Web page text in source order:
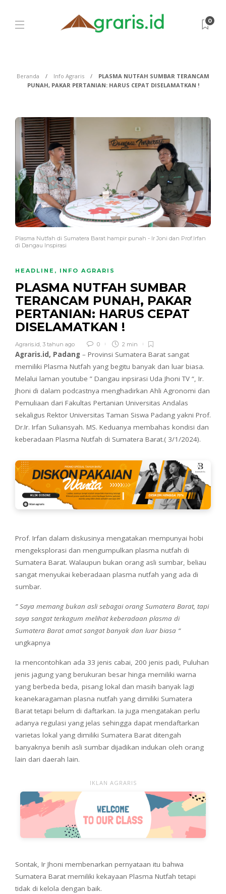
0
Beranda Info Agraris
PLASMA NUTFAH SUMBAR TERANCAM
PUNAH, PAKAR PERTANIAN: HARUS CEPAT DISELAMATKAN !
Plasma Nutfah di Sumatera Barat hampir punah - Ir Joni dan Prof.Irfan
di Dangau Inspirasi
HEADLINE , INFO AGRARIS
PLASMA NUTFAH SUMBAR
TERANCAM PUNAH, PAKAR
PERTANIAN: HARUS CEPAT
DISELAMATKAN !
Agraris.id, 3 tahun ago 0 2 min
Agraris.id, Padang – Provinsi Sumatera Barat sangat
memiliki Plasma Nutfah yang begitu banyak dan luar biasa.
Melalui laman youtube ” Dangau inpsirasi Uda Jhoni TV “, Ir.
Jhoni di dalam podcastnya menghadirkan Ahli Agronomi dan
Pemuliaan dari Fakultas Pertanian Universitas Andalas
sekaligus Rektor Universitas Taman Siswa Padang yakni Prof.
Dr.Ir. Irfan Suliansyah. MS. Keduanya membahas kondisi dan
keberadaan Plasma Nutfah di Sumatera Barat.( 3/1/2024).
Prof. Irfan dalam diskusinya mengatakan mempunyai hobi
mengeksplorasi dan mengumpulkan plasma nutfah di
Sumatera Barat. Walaupun bukan orang asli sumbar, beliau
sangat menyukai keberadaan plasma nutfah yang ada di
sumbar.
” Saya memang bukan asli sebagai orang Sumatera Barat, tapi
saya sangat terkagum melihat keberadaan plasma di
Sumatera Barat amat sangat banyak dan luar biasa “
ungkapnya
Ia mencontohkan ada 33 jenis cabai, 200 jenis padi, Puluhan
jenis jagung yang berukuran besar hinga memiliki warna
yang berbeda beda, pisang lokal dan masih banyak lagi
keanekaragaman plasna nutfah yang dimiliki Sumatera
Barat tetapi belum di daftarkan. Ia juga mengatakan perlu
adanya regulasi yang jelas sehingga dapat mendaftarkan
varietas lokal yang dimiliki Sumatera Barat ditengah
banyaknya benih asli sumbar dijadikan indukan oleh orang
lain dari daerah lain.
IKLAN AGRARIS
Sontak, Ir Jhoni membenarkan pernyataan itu bahwa
Sumatera Barat memiliki kekayaan Plasma Nutfah tetapi
tidak di kelola dengan baik.